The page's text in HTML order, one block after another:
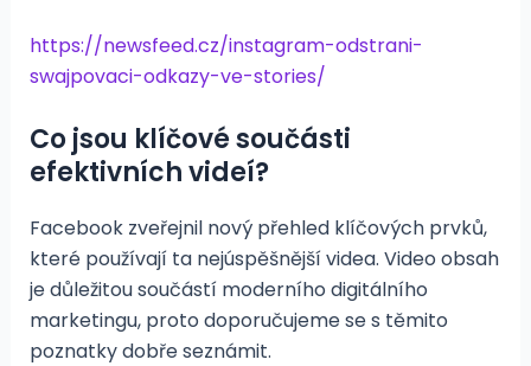
https://newsfeed.cz/instagram-odstrani-
swajpovaci-odkazy-ve-stories/
Co jsou klíčové součásti
efektivních videí?
Facebook zveřejnil nový přehled klíčových prvků,
které používají ta nejúspěšnější videa. Video obsah
je důležitou součástí moderního digitálního
marketingu, proto doporučujeme se s těmito
poznatky dobře seznámit.